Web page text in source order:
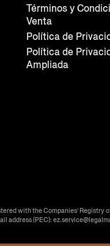
Términos y
Venta
Política de
Política de
Ampliada
with the Companies’ Registry
address (PEC):